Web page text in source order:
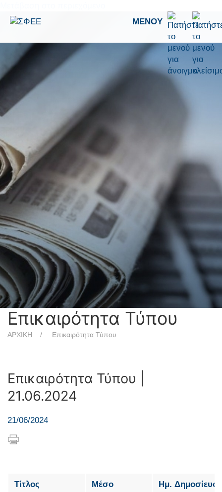
ΜΕΝΟΎ
Επικαιρότητα Τύπου
ΑΡΧΙΚΗ Επικαιρότητα Τύπου
Επικαιρότητα Τύπου |
21.06.2024
21/06/2024
Τίτλος Μέσο Ημ.